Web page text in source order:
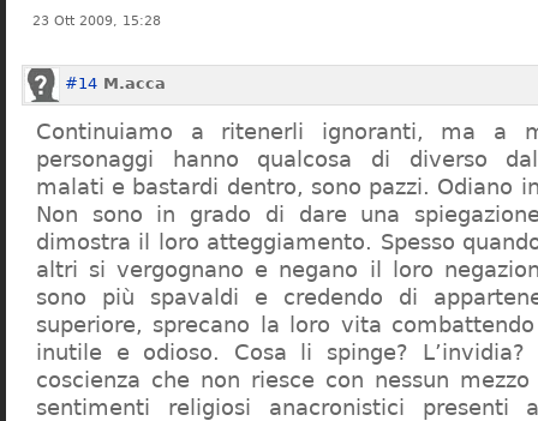
23 Ott 2009, 15:28
#14 M.acca
Continuiamo a ritenerli ignoranti, ma a
personaggi hanno qualcosa di diverso
malati e bastardi dentro, sono pazzi. Odiano
Non sono in grado di dare una
dimostra il loro atteggiamento. Spesso
altri si vergognano e negano il loro
sono più spavaldi e credendo di
superiore, sprecano la loro vita
inutile e odioso. Cosa li spinge?
coscienza che non riesce con nessun
sentimenti religiosi anacronistici presenti